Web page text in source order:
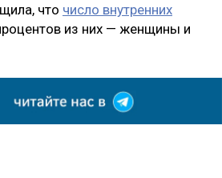
что число внутренних
из них — женщины и